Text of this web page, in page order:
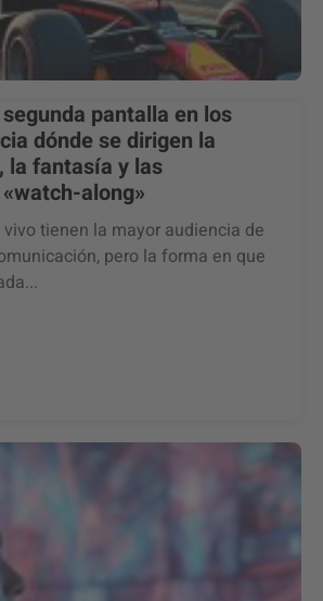
pantalla en los
dónde se dirigen la
la fantasía y las
along»
tienen la mayor audiencia de
pero la forma en que